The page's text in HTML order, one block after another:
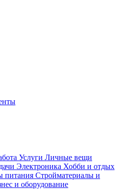
Услуги Личные вещи
Электроника Хобби и отдых
питания Стройматериалы и
и оборудование